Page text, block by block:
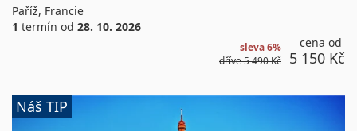
Paříž, Francie
1 termín od 28. 10. 2026
sleva 6%
dříve5 490 Kč
cena od
5 150 Kč
Náš TIP
Paříž,
nejkrásnější